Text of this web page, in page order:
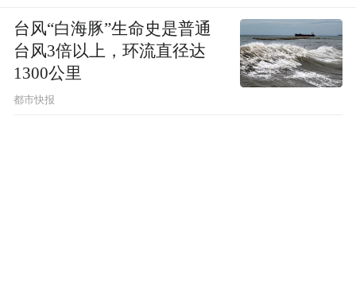
台风“白海豚”生命史是普通
台风3倍以上，环流直径达
1300公里
都市快报